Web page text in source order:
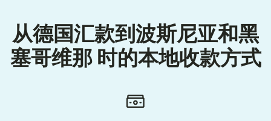
从德国汇款到波斯尼亚和黑
塞哥维那 时的本地收款方式